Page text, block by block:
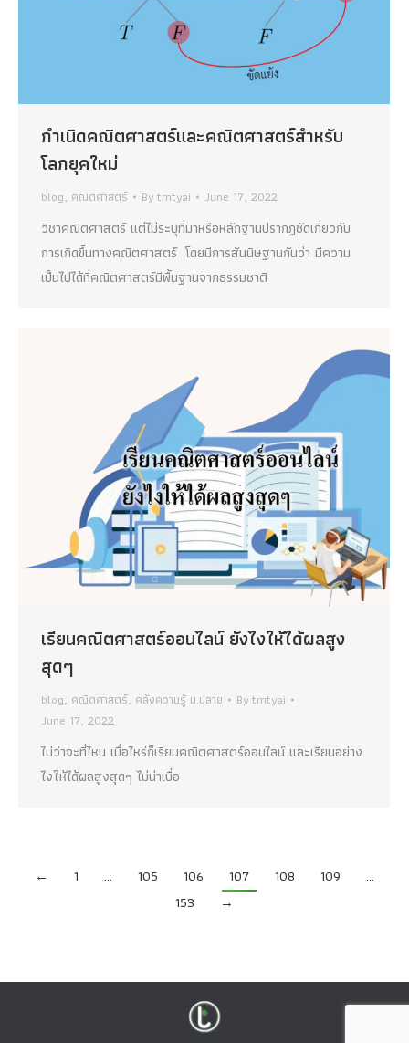
กำเนิดคณิตศาสตร์และคณิตศาสตร์สำหรับ
โลกยุคใหม่
blog, คณิตศาสตร์ Bytmtyai June 17, 2022
วิชาคณิตศาสตร์ แต่ไม่ระบุที่มาหรือหลักฐานปรากฏชัดเกี่ยวกับ
การเกิดขึ้นทางคณิตศาสตร์ โดยมีการสันนิษฐานกันว่า มีความ
เป็นไปได้ที่คณิตศาสตร์มีพื้นฐานจากธรรมชาติ
เรียนคณิตศาสตร์ออนไลน์ ยังไงให้ได้ผลสูง
สุดๆ
blog, คณิตศาสตร์, คลังความรู้ ม.ปลาย Bytmtyai
June 17, 2022
ไม่ว่าจะที่ไหน เมื่อไหร่ก็เรียนคณิตศาสตร์ออนไลน์ และเรียนอย่าง
ไงให้ได้ผลสูงสุดๆ ไม่น่าเบื่อ
← 1 … 105 106 107 108 109
…
153
→